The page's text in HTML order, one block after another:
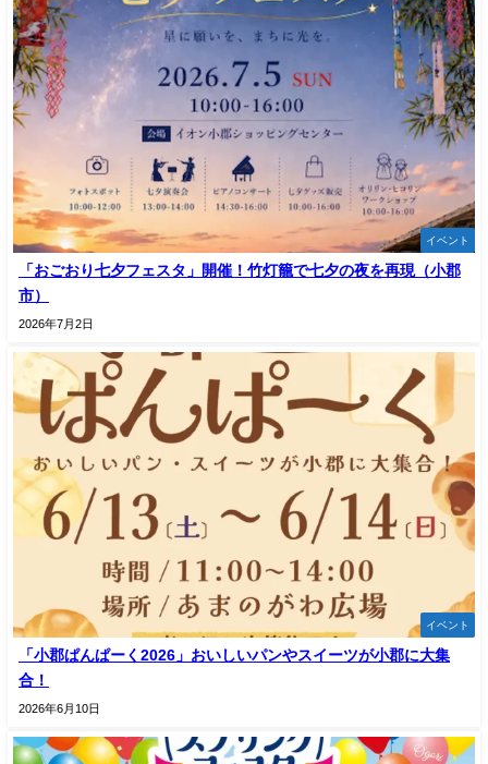
イベント
「おごおり七夕フェスタ」開催！竹灯籠で七夕の夜を再現（小郡
市）
2026年7月2日
イベント
「小郡ぱんぱーく2026」おいしいパンやスイーツが小郡に大集
合！
2026年6月10日